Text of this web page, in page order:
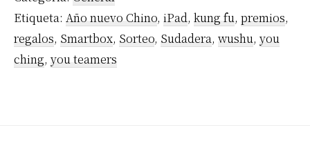
Etiqueta: Año nuevo Chino, iPad, kung fu, premios,
regalos, Smartbox, Sorteo, Sudadera, wushu, you
ching, you teamers